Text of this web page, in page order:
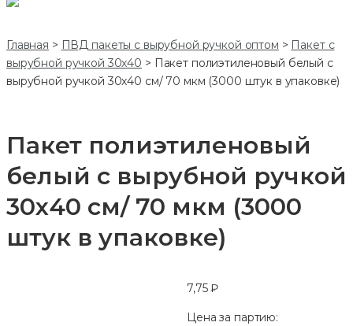
Главная > ПВД пакеты с вырубной ручкой оптом > Пакет с
вырубной ручкой 30х40 > Пакет полиэтиленовый белый с
вырубной ручкой 30х40 см/ 70 мкм (3000 штук в упаковке)
Пакет полиэтиленовый
белый с вырубной ручкой
30х40 см/ 70 мкм (3000
штук в упаковке)
7,75₽
Цена за партию: